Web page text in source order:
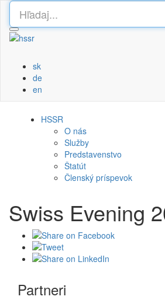
sk
de
en
HSSR
O nás
Služby
Predstavenstvo
Štatút
Členský príspevok
Swiss Evening
Partneri